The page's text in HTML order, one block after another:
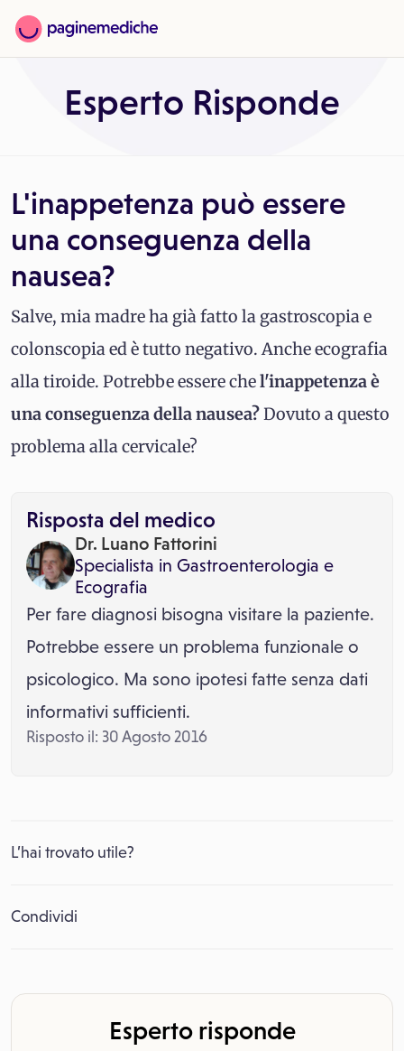
Esperto Risponde
L'inappetenza può essere
una conseguenza della
nausea?
Salve, mia madre ha già fatto la gastroscopia e
colonscopia ed è tutto negativo. Anche ecografia
alla tiroide. Potrebbe essere chel'inappetenza è
una conseguenza della nausea?Dovuto a questo
problema alla cervicale?
Risposta del medico
Dr. Luano Fattorini
Specialista in Gastroenterologia e
Ecografia
Per fare diagnosi bisogna visitare la paziente.
Potrebbe essere un problema funzionale o
psicologico. Ma sono ipotesi fatte senza dati
informativi sufficienti.
Risposto il: 30 Agosto 2016
L’hai trovato utile?
Condividi
Esperto risponde